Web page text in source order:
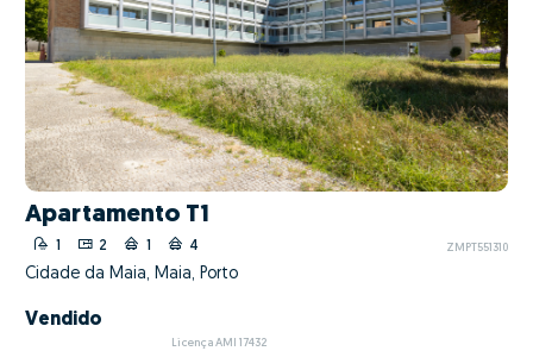
Apartamento T1
1 2 1 4 ZMPT551310
Cidade da Maia, Maia, Porto
Vendido
Licença AMI 17432